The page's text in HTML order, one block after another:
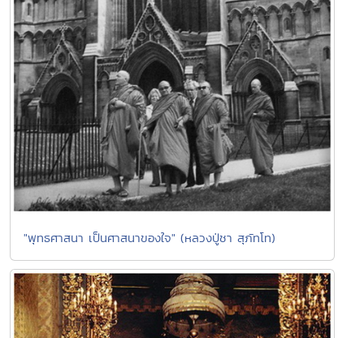
"พุทธศาสนา เป็นศาสนาของใจ" (หลวงปู่ชา สุภัทโท)